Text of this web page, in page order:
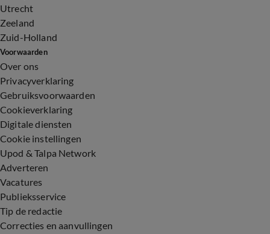
Utrecht
Zeeland
Zuid-Holland
Voorwaarden
Over ons
Privacyverklaring
Gebruiksvoorwaarden
Cookieverklaring
Digitale diensten
Cookie instellingen
Upod & Talpa Network
Adverteren
Vacatures
Publieksservice
Tip de redactie
Correcties en aanvullingen